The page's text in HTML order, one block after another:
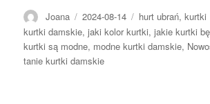
Autor
Joana Opublikowano
2024-08-14 Kategorie
hurt ubrań,kurtki
kurtki damskie,jaki kolor kurtki,jakie kurtki
kurtki są modne, modne kurtki damskie,
tanie kurtki damskie